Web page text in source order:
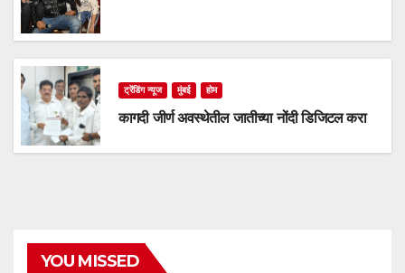
ट्रेंडिंग न्यूज मुंबई होम
कागदी जीर्ण अवस्थेतील जातीच्या नोंदी डिजिटल करा
YOU MISSED